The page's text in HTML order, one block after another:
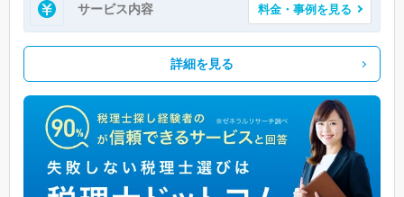
サービス内容 料金・事例を見る
詳細を見る